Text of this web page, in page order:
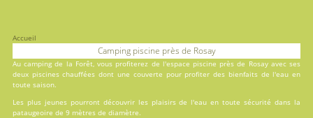
Accueil
Camping piscine près de Rosay
Aucamping de la Forêt, vous profiterez de l'espace piscine près de Rosay avec ses
deux piscineschauffées dont une couverte pour profiter des bienfaits de l'eau en
toute saison.
Les plus jeunes pourront découvrir les plaisirs de l'eau en toute sécurité dans la
pataugeoire de 9 mètres de diamètre.